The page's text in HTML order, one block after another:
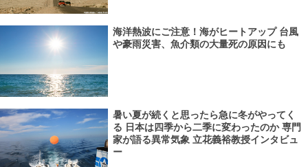
海洋熱波にご注意！海がヒートアップ 台風
や豪雨災害、魚介類の大量死の原因にも
暑い夏が続くと思ったら急に冬がやってく
る 日本は四季から二季に変わったのか 専門
家が語る異常気象 立花義裕教授インタビュ
ー